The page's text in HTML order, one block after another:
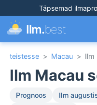
Täpsemad
Ilm.best
teistesse > Macau > Ilm
Ilm Macau
Prognoos Ilm